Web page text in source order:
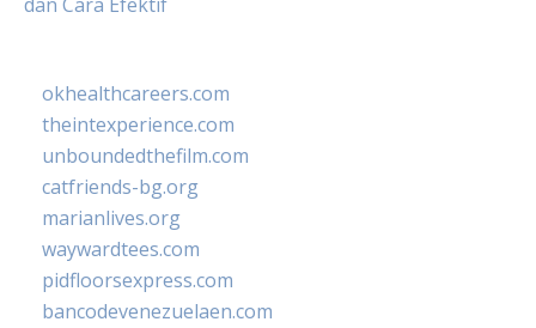
okhealthcareers.com
theintexperience.com
unboundedthefilm.com
catfriends-bg.org
marianlives.org
waywardtees.com
pidfloorsexpress.com
bancodevenezuelaen.com